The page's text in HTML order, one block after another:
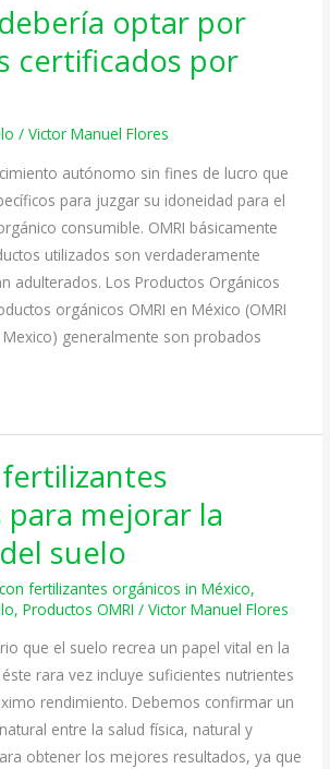
optar por
certificados por
/Victor Manuel Flores
autónomo sin fines de lucro que
para juzgar su idoneidad para el
consumible. OMRI básicamente
utilizados son verdaderamente
adulterados. Los Productos Orgánicos
orgánicos OMRI en México (OMRI
Mexico) generalmente son probados
para mejorar la
suelo
fertilizantes orgánicos in México,
,Productos OMRI /Victor Manuel Flores
que el suelo recrea un papel vital en la
rara vez incluye suficientes nutrientes
rendimiento. Debemos confirmar un
entre la salud física, natural y
obtener los mejores resultados, ya que